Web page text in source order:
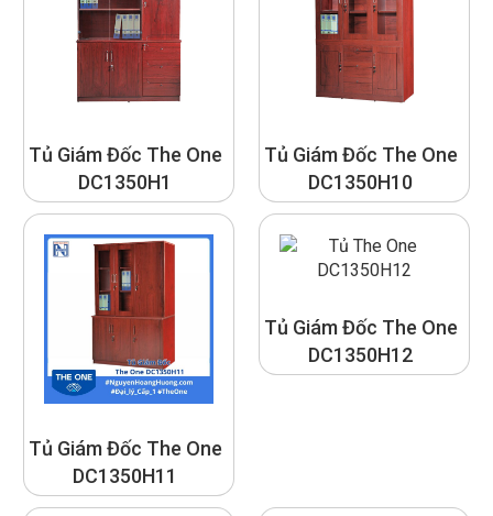
Tủ Giám Đốc The One
DC1350H1
Tủ Giám Đốc The One
DC1350H10
Tủ Giám Đốc The One
DC1350H11
Tủ Giám Đốc The One
DC1350H12